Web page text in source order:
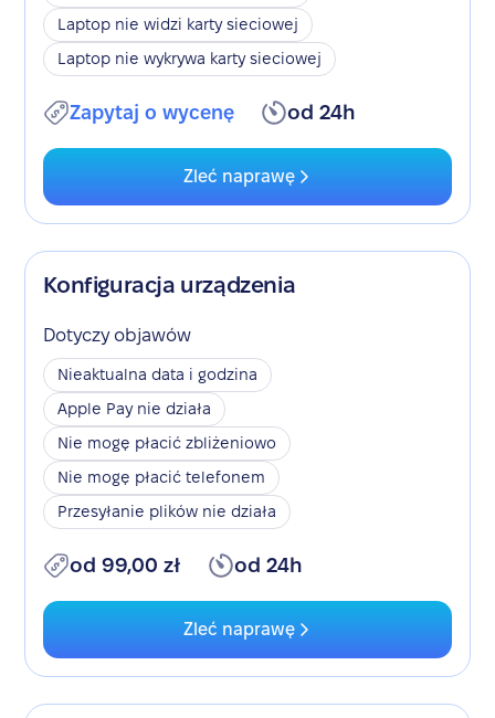
Laptop nie widzi karty sieciowej
Laptop nie wykrywa karty sieciowej
Zapytaj o wycenę od 24h
Zleć naprawę
Konfiguracja urządzenia
Dotyczy objawów
Nieaktualna data i godzina
Apple Pay nie działa
Nie mogę płacić zbliżeniowo
Nie mogę płacić telefonem
Przesyłanie plików nie działa
od 99,00 zł od 24h
Zleć naprawę